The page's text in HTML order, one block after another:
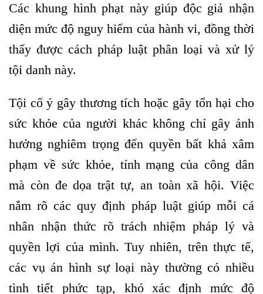
Các khung hình phạt này giúp độc giả nhận
diện mức độ nguy hiểm của hành vi, đồng thời
thấy được cách pháp luật phân loại và xử lý
tội danh này.
Tội cố ý gây thương tích hoặc gây tổn hại cho
sức khỏe của người khác không chỉ gây ảnh
hưởng nghiêm trọng đến quyền bất khả xâm
phạm về sức khỏe, tính mạng của công dân
mà còn đe dọa trật tự, an toàn xã hội. Việc
nắm rõ các quy định pháp luật giúp mỗi cá
nhân nhận thức rõ trách nhiệm pháp lý và
quyền lợi của mình. Tuy nhiên, trên thực tế,
các vụ án hình sự loại này thường có nhiều
tình tiết phức tạp, khó xác định mức độ